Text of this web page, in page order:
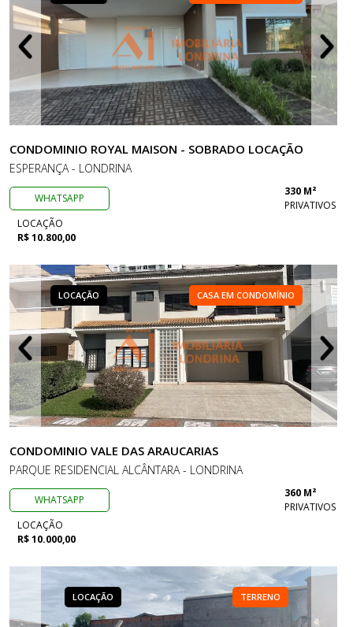
CONDOMINIO ROYAL MAISON - SOBRADO LOCAÇÃO
ESPERANÇA - LONDRINA
WHATSAPP
330 M²
PRIVATIVOS
LOCAÇÃO
R$ 10.800,00
LOCAÇÃO CASA EM CONDOMÍNIO
CONDOMINIO VALE DAS ARAUCARIAS
PARQUE RESIDENCIAL ALCÂNTARA - LONDRINA
WHATSAPP
360 M²
PRIVATIVOS
LOCAÇÃO
R$ 10.000,00
LOCAÇÃO TERRENO